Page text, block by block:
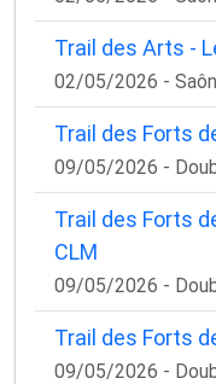
Trail des Arts -
02/05/2026 -
Trail des Forts
09/05/2026 -
Trail des Forts
CLM
09/05/2026 -
Trail des Forts
09/05/2026 -